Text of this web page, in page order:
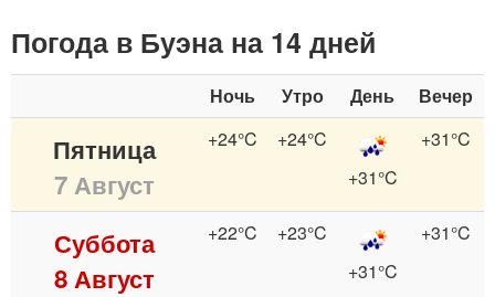
Погода в Буэна на 14 дней
Ночь Утро День Вечер
Пятница
7 Август
+24°C
+24°C
+31°C
+31°C
Суббота
8 Август
+22°C
+23°C
+31°C
+31°C